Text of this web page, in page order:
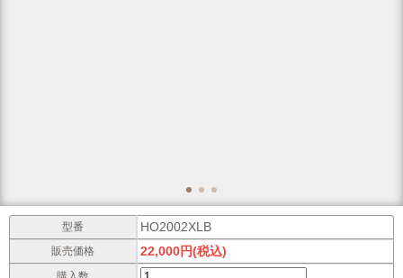
型番 HO2002XLB
販売価格 22,000円(税込)